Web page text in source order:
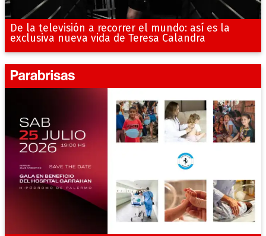
De la televisión a recorrer el mundo: así es la
exclusiva nueva vida de Teresa Calandra